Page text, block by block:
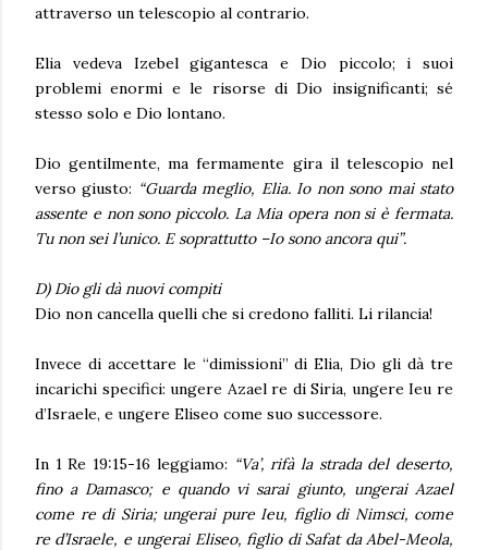
attraverso un telescopio al contrario.
Elia vedeva Izebel gigantesca e Dio piccolo; i suoi
problemi enormi e le risorse di Dio insignificanti; sé
stesso solo e Dio lontano.
Dio gentilmente, ma fermamente gira il telescopionel
verso giusto: “Guarda meglio, Elia. Io non sono mai stato
assente e non sono piccolo. La Mia opera non si è fermata.
Tu non sei l’unico. E soprattutto –Io sono ancora qui”.
D) Dio gli dà nuovi compiti
Dio non cancella quelli che si credono falliti. Li rilancia!
Invece di accettare le “dimissioni” di Elia, Dio gli dà tre
incarichi specifici: ungere Azael re di Siria, ungere Ieu re
d’Israele, e ungere Eliseo come suo successore.
In 1 Re 19:15-16 leggiamo: “Va’, rifà la strada del deserto,
fino a Damasco; e quando vi sarai giunto, ungerai Azael
come re di Siria; ungerai pure Ieu, figlio di Nimsci, come
re d’Israele, e ungerai Eliseo, figlio di Safat da Abel-Meola,